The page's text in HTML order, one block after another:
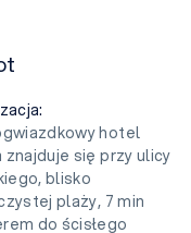
hotel
znajduje się przy ulicy
blisko
plaży, 7 min
do ścisłego